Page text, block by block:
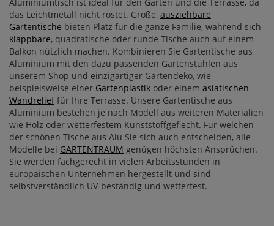
das Leichtmetall nicht rostet. Große, ausziehbare
Gartentische bieten Platz für die ganze Familie, während sich
klappbare, quadratische oder runde Tische auch auf einem
Balkon nützlich machen. Kombinieren Sie Gartentische aus
Aluminium mit den dazu passenden Gartenstühlen aus
unserem Shop und einzigartiger Gartendeko, wie
beispielsweise einer Gartenplastik oder einem asiatischen
Wandrelief für Ihre Terrasse. Unsere Gartentische aus
Aluminium bestehen je nach Modell aus weiteren Materialien
wie Holz oder wetterfestem Kunststoffgeflecht. Für welchen
der schönen Tische aus Alu Sie sich auch entscheiden, alle
Modelle bei GARTENTRAUM genügen höchsten Ansprüchen.
Sie werden fachgerecht in vielen Arbeitsstunden in
europäischen Unternehmen hergestellt und sind
selbstverständlich UV-beständig und wetterfest.